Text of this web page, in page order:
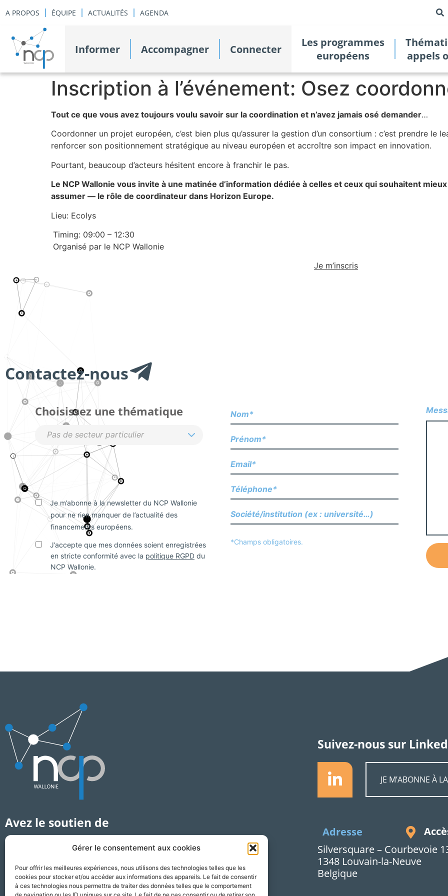
Gérer le consentement aux cookies
Pour offrir les meilleures expériences, nous utilisons des technologies telles que les
cookies pour stocker et/ou accéder aux informations des appareils. Le fait de consentir
à ces technologies nous permettra de traiter des données telles que le comportement
A PROPOS ÉQUIPE ACTUALITÉS AGENDA
Informer Accompagner Connecter
Les programmes
européens
appels
Inscription à l’événement: Osez
Tout ce que vous avez toujours voulu savoir sur la coordination et n’avez jamais osé demander…
Coordonner un projet européen, c’est bien plus qu’assurer la gestion d’un consortium : c’est prendre le
renforcer son positionnement stratégique au niveau européen et accroître son impact en innovation.
Pourtant, beaucoup d’acteurs hésitent encore à franchir le pas.
Le NCP Wallonie vous invite à une matinée d’information dédiée à celles et ceux qui souhaitent
assumer — le rôle de coordinateur dans Horizon Europe.
Lieu: Ecolys​
Timing: 09:00 – 12:30​
Organisé par le NCP Wallonie
Je m’inscris
Contactez-nous
Choisissez une thématique
*Champs obligatoires.
Je m’abonne à la newsletter du NCP Wallonie
pour ne rien manquer de l’actualité des
financements européens.
J’accepte que mes données soient enregistrées
en stricte conformité avec la politique RGPD du
NCP Wallonie.
Avez le soutien de
Suivez-nous sur
JE M’ABONNE À
Adresse
Silversquare – Courbevoie
1348 Louvain-la-Neuve
Belgique